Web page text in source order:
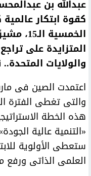
عبدالله بن
كقوة ابتكار
الخمسية
المتزايدة على
والولايات
هذه الخطة
«التنمية عالية
ستعطى الأولوية
العلمى الذاتى ورفع